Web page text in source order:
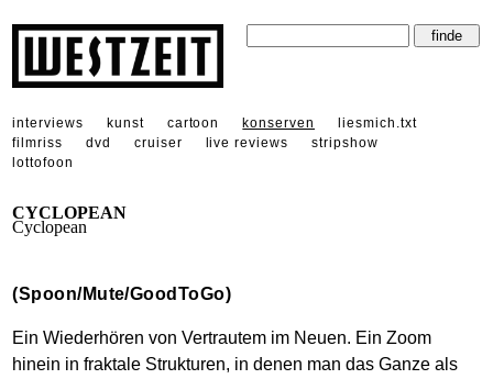
interviews kunst cartoon konserven
liesmich.txt
filmriss
dvd cruiser live reviews
stripshow
lottofoon
CYCLOPEAN
Cyclopean
(Spoon/Mute/GoodToGo)
Ein Wiederhören von Vertrautem im Neuen. Ein Zoom
hinein in fraktale Strukturen, in denen man das Ganze als